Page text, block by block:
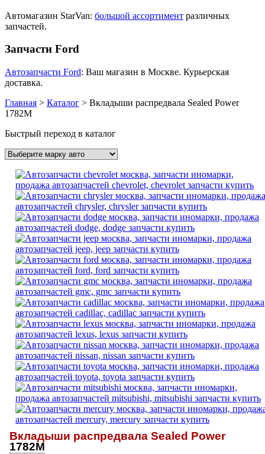
Автомагазин StarVan: большой ассортимент различных
запчастей.
Запчасти Ford
Автозапчасти Ford: Ваш магазин в Москве. Курьерская
доставка.
Главная > Каталог > Вкладыши распредвала Sealed Power
1782M
Быстрый переход в каталог
Вкладыши распредвала Sealed Power
1782M